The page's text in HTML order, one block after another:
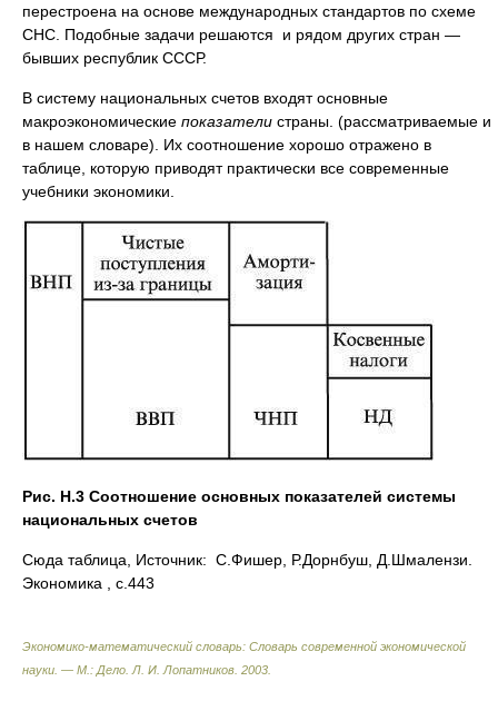
перестроена на основе международных стандартов по схеме
СНС. Подобные задачи решаются и рядом других стран —
бывших республик СССР.
В систему национальных счетов входят основные
макроэкономические показатели страны. (рассматриваемые и
в нашем словаре). Их соотношение хорошо отражено в
таблице, которую приводят практически все современные
учебники экономики.
Рис. Н.3 Соотношение основных показателей системы
национальных счетов
Сюда таблица, Источник: С.Фишер, Р.Дорнбуш, Д.Шмалензи.
Экономика , с.443
Экономико-математический словарь: Словарь современной экономической
науки. — М.: Дело Л. И. Лопатников 2003